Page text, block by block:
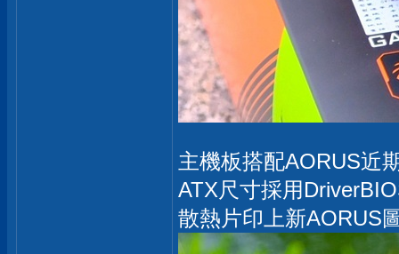
主機板搭配AORUS近
ATX尺寸採用
散熱片印上新AORUS